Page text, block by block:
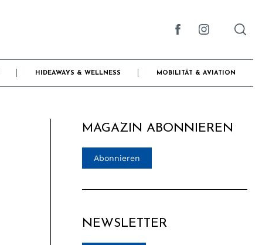
HIDEAWAYS & WELLNESS MOBILITÄT & AVIATION
MAGAZIN ABONNIEREN
Abonnieren
NEWSLETTER